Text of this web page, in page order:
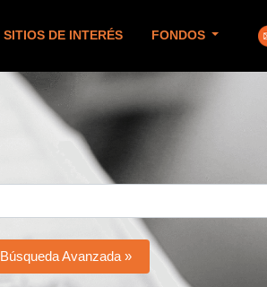
SITIOS DE INTERÉS FONDOS
Búsqueda Avanzada »